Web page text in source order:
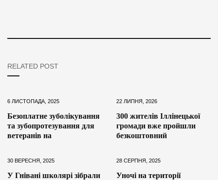
RELATED POST
6 ЛИСТОПАДА, 2025
Безоплатне зуболікування
та зубопротезування для
ветеранів на
22 ЛИПНЯ, 2026
300 жителів Іллінецької
громади вже пройшли
безкоштовний
30 ВЕРЕСНЯ, 2025
У Гнівані школярі зібрали
28 СЕРПНЯ, 2025
Уночі на території